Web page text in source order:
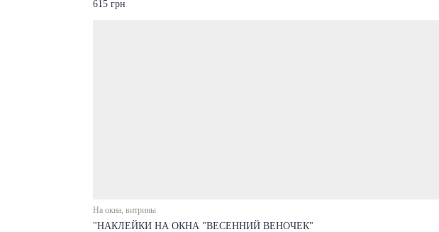
615 грн
На окна, витрины
"НАКЛЕЙКИ НА ОКНА "ВЕСЕННИЙ ВЕНОЧЕК"